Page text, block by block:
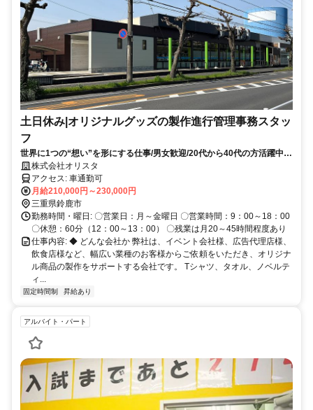
土日休み|オリジナルグッズの製作進行管理事務スタッ
フ
世界に1つの“想い”を形にする仕事/男女歓迎/20代から40代の方活躍中/
事務経験のある方歓迎/
株式会社オリスタ
アクセス: 車通勤可
月給210,000円～230,000円
三重県鈴鹿市
勤務時間・曜日: 〇営業日：月～金曜日 〇営業時間：9：00～18：00
〇休憩：60分（12：00～13：00） 〇残業は月20～45時間程度あり
仕事内容: ◆ どんな会社か 弊社は、イベント会社様、広告代理店様、
飲食店様など、幅広い業種のお客様からご依頼をいただき、オリジナ
ル商品の製作をサポートする会社です。 Tシャツ、タオル、ノベルテ
ィ...
固定時間制 昇給あり
アルバイト・パート